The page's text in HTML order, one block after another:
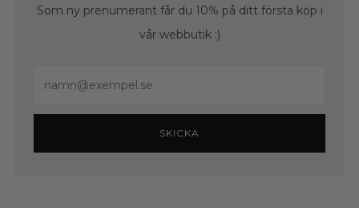
Som ny prenumerant får du 10% på ditt första köp i
vår webbutik :)
SKICKA